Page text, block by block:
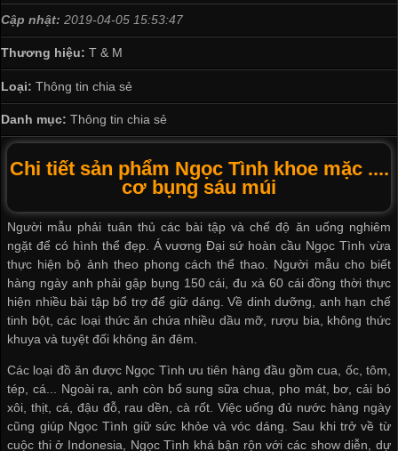
Cập nhật: 2019-04-05 15:53:47
Thương hiệu: T & M
Loại: Thông tin chia sẻ
Danh mục: Thông tin chia sẻ
Chi tiết sản phẩm Ngọc Tình khoe mặc ....
cơ bụng sáu múi
Người mẫu phải tuân thủ các bài tập và chế độ ăn uống nghiêm
ngặt để có hình thể đẹp. Á vương Đại sứ hoàn cầu Ngọc Tình vừa
thực hiện bộ ảnh theo phong cách thể thao. Người mẫu cho biết
hàng ngày anh phải gập bụng 150 cái, đu xà 60 cái đồng thời thực
hiện nhiều bài tập bổ trợ để giữ dáng. Về dinh dưỡng, anh hạn chế
tinh bột, các loại thức ăn chứa nhiều dầu mỡ, rượu bia, không thức
khuya và tuyệt đối không ăn đêm.
Các loại đồ ăn được Ngọc Tình ưu tiên hàng đầu gồm cua, ốc, tôm,
tép, cá... Ngoài ra, anh còn bổ sung sữa chua, pho mát, bơ, cải bó
xôi, thịt, cá, đậu đỗ, rau dền, cà rốt. Việc uống đủ nước hàng ngày
cũng giúp Ngọc Tình giữ sức khỏe và vóc dáng. Sau khi trở về từ
cuộc thi ở Indonesia, Ngọc Tình khá bận rộn với các show diễn, dự